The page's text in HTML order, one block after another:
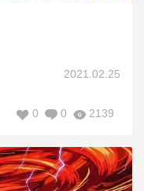
2021.02.25
2139
0
0